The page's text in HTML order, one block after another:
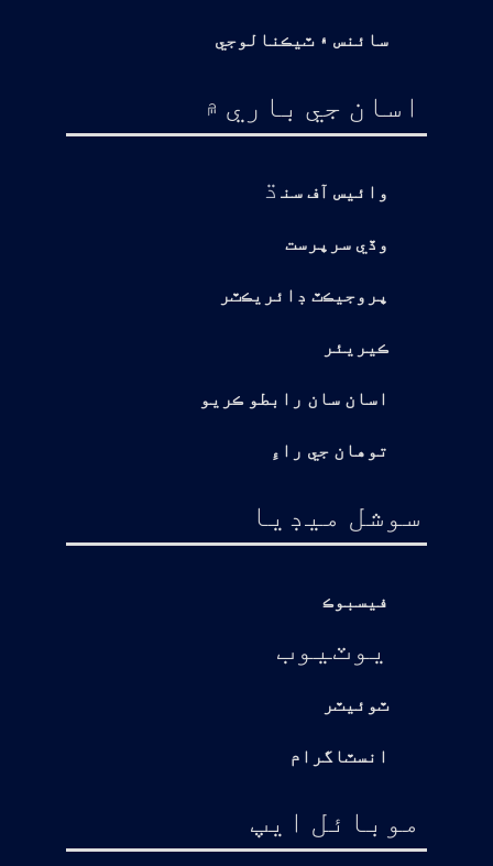
سائنس ۽ ٽيڪنالوجي
اسان جي باري ۾
وائيس آف سن ڌ
وڏي سرپرست
پروجيڪٽ ڊائريڪٽر
ڪيريئر
اسان سان رابطو ڪريو
توهان جي راءِ
سوشل ميڊيا
فيسبوڪ
يوٽيوب
ٽوئيٽر
انسٽاگرام
موبائل ايپ